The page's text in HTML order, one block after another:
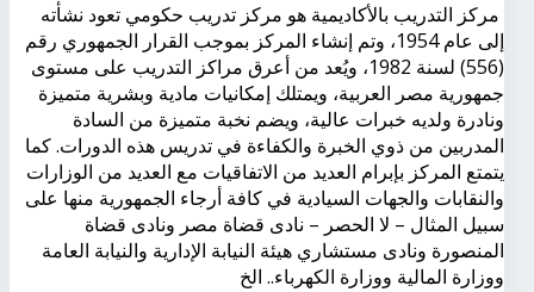
مركز التدريب بالأكاديمية هو مركز تدريب حكومي تعود نشأته
إلى عام 1954، وتم إنشاء المركز بموجب القرار الجمهوري رقم
(556) لسنة 1982، ويُعد من أعرق مراكز التدريب على مستوى
جمهورية مصر العربية، ويمتلك إمكانيات مادية وبشرية متميزة
ونادرة ولديه خبرات عالية، ويضم نخبة متميزة من السادة
المدربين من ذوي الخبرة والكفاءة في تدريس هذه الدورات. كما
يتمتع المركز بإبرام العديد من الاتفاقيات مع العديد من الوزارات
والنقابات والجهات السيادية في كافة أرجاء الجمهورية منها على
سبيل المثال – لا الحصر – نادى قضاة مصر ونادى قضاة
المنصورة ونادى مستشاري هيئة النيابة الإدارية والنيابة العامة
ووزارة المالية ووزارة الكهرباء.. الخ